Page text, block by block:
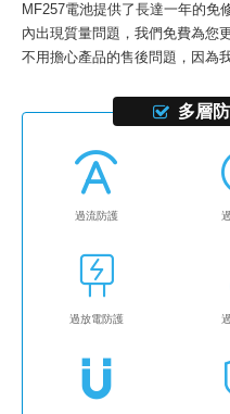
MF257電池提供了長達一年的免
內出現質量問題，我們免費為您
不用擔心產品的售後問題，因為
多層
過流防護
過放電防護